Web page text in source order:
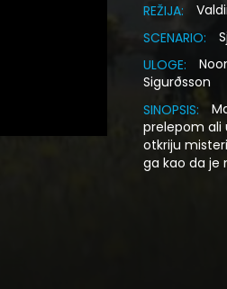
REŽIJA:
SCENARIO:
ULOGE:
Sigurðsson
SINOPSIS:
prelepom ali
otkriju
ga kao da je